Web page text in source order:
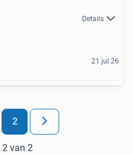
Details
21 jul 26
2
2 van 2